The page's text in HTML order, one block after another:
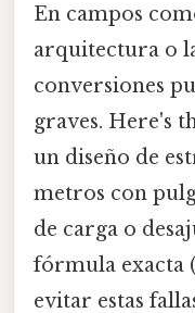
En campos
arquitectura o
conversiones
graves. Here's
un diseño de
metros con
de carga o
fórmula exacta
evitar estas